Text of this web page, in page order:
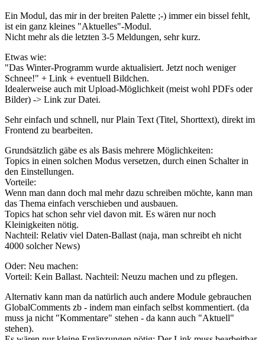
Ein Modul, das mir in der breiten Palette ;-) immer ein bissel fehlt,
ist ein ganz kleines "Aktuelles"-Modul.
Nicht mehr als die letzten 3-5 Meldungen, sehr kurz.
Etwas wie:
"Das Winter-Programm wurde aktualisiert. Jetzt noch weniger
Schnee!" + Link + eventuell Bildchen.
Idealerweise auch mit Upload-Möglichkeit (meist wohl PDFs oder
Bilder) -> Link zur Datei.
Sehr einfach und schnell, nur Plain Text (Titel, Shorttext), direkt im
Frontend zu bearbeiten.
Grundsätzlich gäbe es als Basis mehrere Möglichkeiten:
Topics in einen solchen Modus versetzen, durch einen Schalter in
den Einstellungen.
Vorteile:
Wenn man dann doch mal mehr dazu schreiben möchte, kann man
das Thema einfach verschieben und ausbauen.
Topics hat schon sehr viel davon mit. Es wären nur noch
Kleinigkeiten nötig.
Nachteil: Relativ viel Daten-Ballast (naja, man schreibt eh nicht
4000 solcher News)
Oder: Neu machen:
Vorteil: Kein Ballast. Nachteil: Neuzu machen und zu pflegen.
Alternativ kann man da natürlich auch andere Module gebrauchen
GlobalComments zb - indem man einfach selbst kommentiert. (da
muss ja nicht "Kommentare" stehen - da kann auch "Aktuell"
stehen).